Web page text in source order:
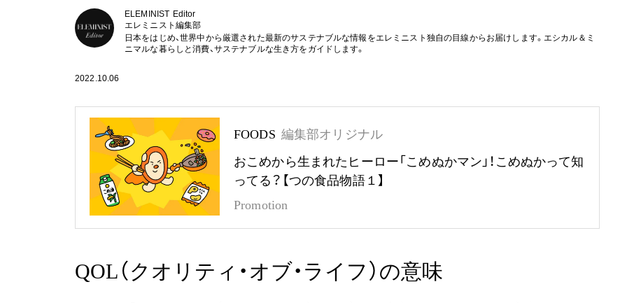
ELEMINIST Editor
エレミニスト編集部
日本をはじめ、世界中から厳選された最新のサステナブルな情報をエレミニスト独自の目線からお届けします。エシカル＆ミ
ニマルな暮らしと消費、サステナブルな生き方をガイドします。
2022.10.06
FOODS 編集部オリジナル
おこめから生まれたヒーロー「こめぬかマン」！こめぬかって知
ってる？【つの食品物語１】
Promotion
QOL（クオリティ・オブ・ライフ）の意味